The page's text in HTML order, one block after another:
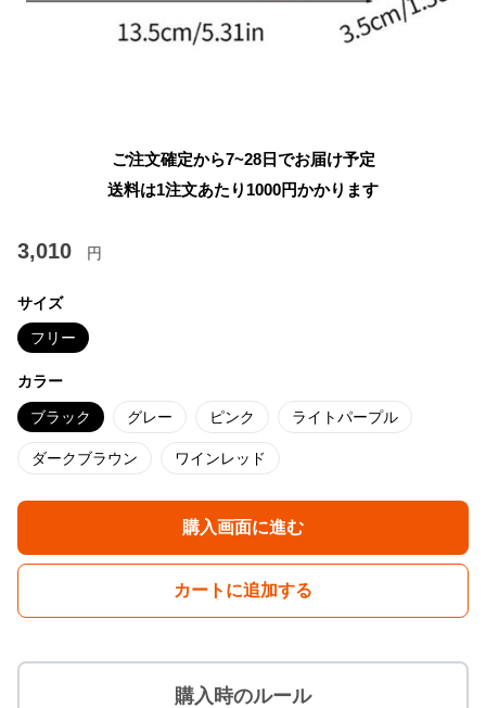
ご注文確定から7~28日でお届け予定
送料は1注文あたり 1000円かかります
3,010 円
サイズ
フリー
カラー
ブラック グレー ピンク ライトパープル
ダークブラウン ワインレッド
購入画面に進む
カートに追加する
購入時のルール